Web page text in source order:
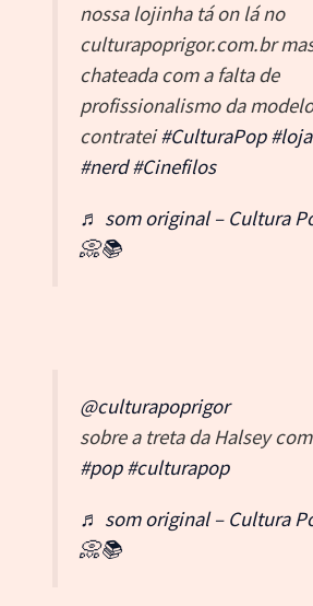
nossa lojinha tá on lá no
culturapoprigor.com.br
chateada com a falta de
profissionalismo da
contratei#CulturaPop
#nerd #Cinefilos
♬ som original – Cultura
📀📚
@culturapoprigor
sobre a treta da Halsey
#pop #culturapop
♬ som original – Cultura
📀📚